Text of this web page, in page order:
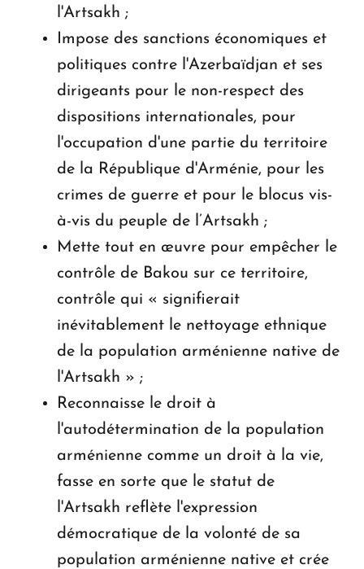
l'Artsakh ;
Impose des sanctions économiques et
politiques contre l'Azerbaïdjan et ses
dirigeants pour le non-respect des
dispositions internationales, pour
l'occupation d'une partie du territoire
de la République d'Arménie, pour les
crimes de guerre et pour le blocus vis-
à-vis du peuple de l’Artsakh ;
Mette tout en œuvre pour empêcher le
contrôle de Bakou sur ce territoire,
contrôle qui « signifierait
inévitablement le nettoyage ethnique
de la population arménienne native de
l'Artsakh » ;
Reconnaisse le droit à
l'autodétermination de la population
arménienne comme un droit à la vie,
fasse en sorte que le statut de
l'Artsakh reflète l'expression
démocratique de la volonté de sa
population arménienne native et crée